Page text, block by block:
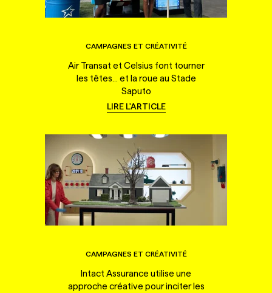
CAMPAGNES ET CRÉATIVITÉ
Air Transat et Celsius font tourner
les têtes... et la roue au Stade
Saputo
LIRE L'ARTICLE
CAMPAGNES ET CRÉATIVITÉ
Intact Assurance utilise une
approche créative pour inciter les